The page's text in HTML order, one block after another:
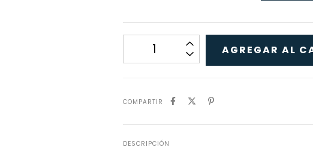
COMPARTIR
DESCRIPCIÓN